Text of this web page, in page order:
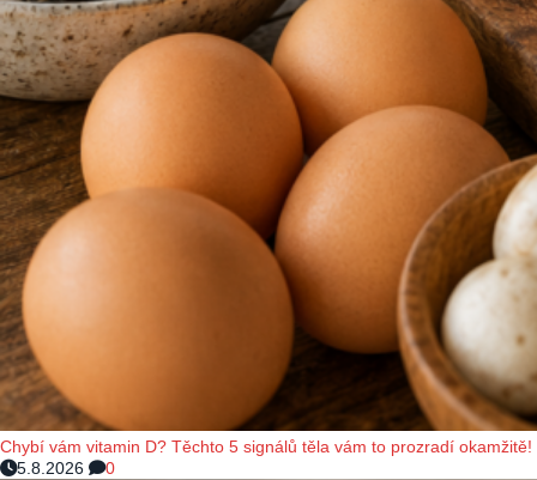
Chybí vám vitamin D? Těchto 5 signálů těla vám to prozradí okamžitě!
5.8.2026
0